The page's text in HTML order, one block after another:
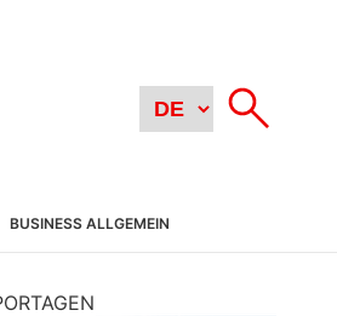
BUSINESS ALLGEMEIN